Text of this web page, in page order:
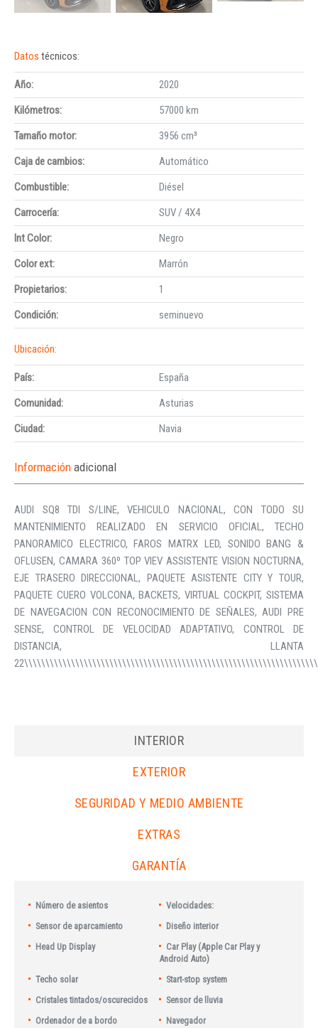
Datos técnicos:
Año:
2020
Kilómetros:
57000 km
Tamaño motor:
3956 cm³
Caja de cambios:
Automático
Combustible:
Diésel
Carrocería:
SUV / 4X4
Int Color:
Negro
Color ext:
Marrón
Propietarios:
1
Condición:
seminuevo
Ubicación:
País:
España
Comunidad:
Asturias
Ciudad:
Navia
Información adicional
AUDI SQ8 TDI S/LINE, VEHICULO NACIONAL, CON TODO SU
MANTENIMIENTO REALIZADO EN SERVICIO OFICIAL, TECHO
PANORAMICO ELECTRICO, FAROS MATRX LED, SONIDO BANG &
OFLUSEN, CAMARA 360º TOP VIEV ASSISTENTE VISION NOCTURNA,
EJE TRASERO DIRECCIONAL, PAQUETE ASISTENTE CITY Y TOUR,
PAQUETE CUERO VOLCONA, BACKETS, VIRTUAL COCKPIT, SISTEMA
DE NAVEGACION CON RECONOCIMIENTO DE SEÑALES, AUDI PRE
SENSE, CONTROL DE VELOCIDAD ADAPTATIVO, CONTROL DE
DISTANCIA, LLANTA
INTERIOR
EXTERIOR
SEGURIDAD Y MEDIO AMBIENTE
EXTRAS
GARANTÍA
Número de asientos
Velocidades:
Sensor de aparcamiento
Diseño interior
Head Up Display
Car Play (Apple Car Play y
Android Auto)
Techo solar
Start-stop system
Cristales tintados/oscurecidos
Sensor de lluvia
Ordenador de a bordo
Navegador